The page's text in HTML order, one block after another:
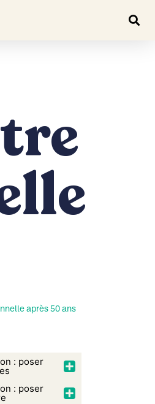
après 50 ans
: poser
: poser